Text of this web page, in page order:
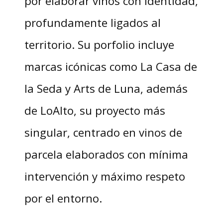
profundamente ligados al
territorio. Su porfolio incluye
marcas icónicas como La Casa de
la Seda y Arts de Luna, además
de LoAlto, su proyecto más
singular, centrado en vinos de
parcela elaborados con mínima
intervención y máximo respeto
por el entorno.